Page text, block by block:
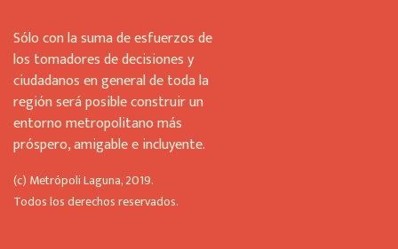
l
d
b
e
l
e
t
b
Sólo con la suma de esfuerzos de
los tomadores de decisiones y
ciudadanos en general de toda la
región será posible construir un
entorno metropolitano más
próspero, amigable e incluyente.
(c) Metrópoli Laguna, 2019.
Todos los derechos reservados.